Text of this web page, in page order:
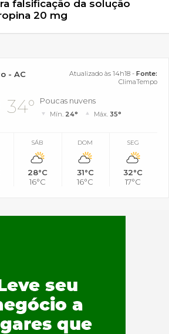
falsificação da solução
20 mg
- AC Atualizado às 14h18 - Fonte:
ClimaTempo
34° Poucas nuvens
Mín. 24° Máx. 35°
SÁB
28°C
16°C
DOM
31°C
16°C
SEG
32°C
17°C